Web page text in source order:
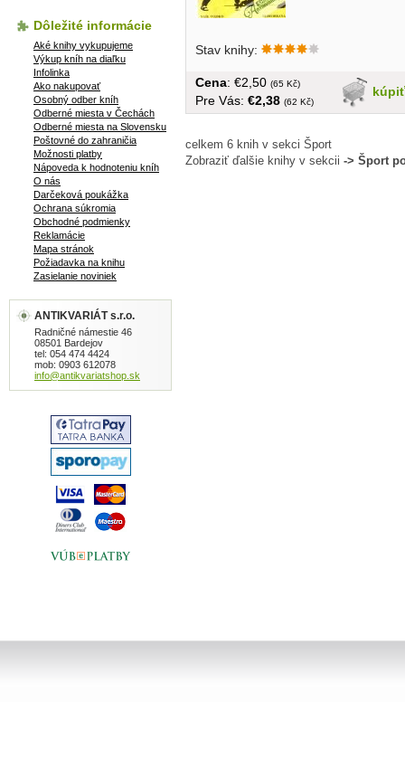
Stav knihy:
kúpiť
Cena: €2,50 (65 Kč)
Pre Vás: €2,38 (62 Kč)
celkem 6 knih v sekci Šport
Zobraziť ďalšie knihy v sekcii -> Šport
Dôležité informácie
Aké knihy vykupujeme
Výkup kníh na diaľku
Infolinka
Ako nakupovať
Osobný odber kníh
Odberné miesta v Čechách
Odberné miesta na Slovensku
Poštovné do zahraničia
Možnosti platby
Nápoveda k hodnoteniu kníh
O nás
Darčeková poukážka
Ochrana súkromia
Obchodné podmienky
Reklamácie
Mapa stránok
Požiadavka na knihu
Zasielanie noviniek
ANTIKVARIÁT s.r.o.
Radničné námestie 46
08501 Bardejov
tel: 054 474 4424
mob: 0903 612078
info@antikvariatshop.sk